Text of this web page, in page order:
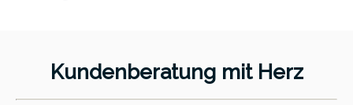
Kundenberatung mit Herz